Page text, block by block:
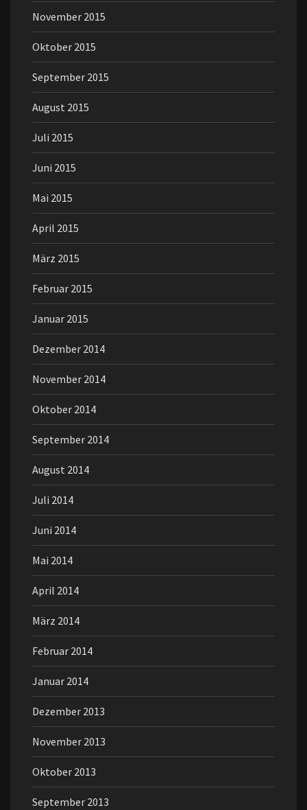
November 2015
Oktober 2015
September 2015
August 2015
Juli 2015
Juni 2015
Mai 2015
April 2015
März 2015
Februar 2015
Januar 2015
Dezember 2014
November 2014
Oktober 2014
September 2014
August 2014
Juli 2014
Juni 2014
Mai 2014
April 2014
März 2014
Februar 2014
Januar 2014
Dezember 2013
November 2013
Oktober 2013
September 2013